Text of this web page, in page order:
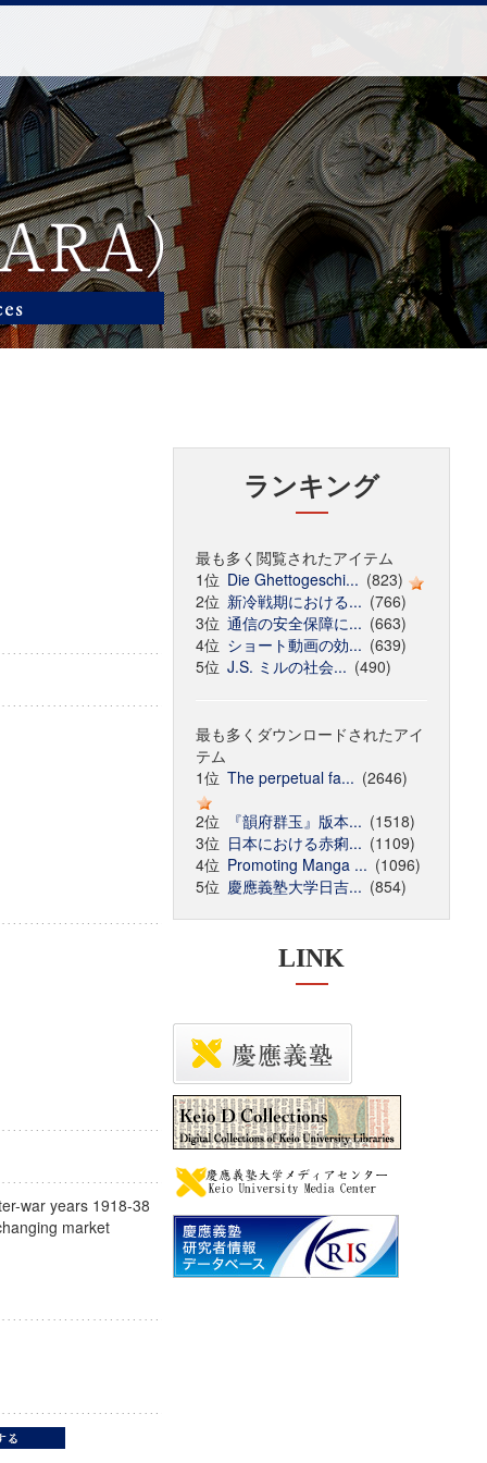
war years 1918-38
market
ランキング
最も多く閲覧されたアイテム
1位 Die Ghettogeschi... (823)
2位 新冷戦期における... (766)
3位 通信の安全保障に... (663)
4位 ショート動画の効... (639)
5位 J.S. ミルの社会... (490)
最も多くダウンロードされたアイ
テム
1位 The perpetual fa... (2646)
2位
『韻府群玉』版本... (1518)
3位 日本における赤痢... (1109)
4位 Promoting Manga ... (1096)
5位 慶應義塾大学日吉... (854)
LINK